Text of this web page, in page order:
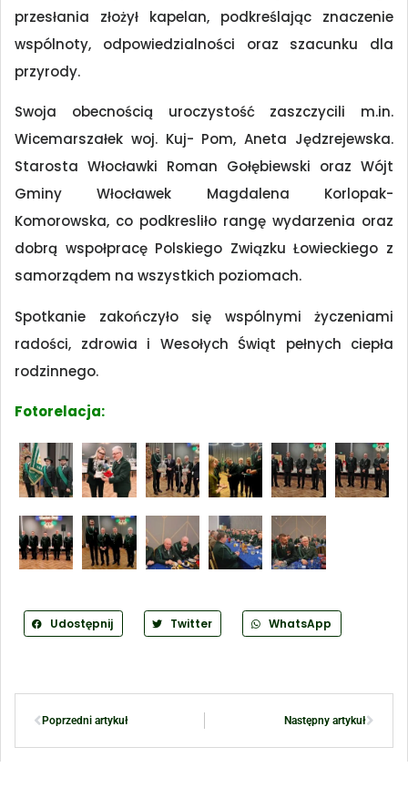
przesłania złożył kapelan, podkreślając znaczenie
wspólnoty, odpowiedzialności oraz szacunku dla
przyrody.
Swoja obecnością uroczystość zaszczycili m.in.
Wicemarszałek woj. Kuj- Pom, Aneta Jędzrejewska.
Starosta Włocławki Roman Gołębiewski oraz Wójt
Gminy Włocławek Magdalena Korlopak-
Komorowska, co podkresliło rangę wydarzenia oraz
dobrą wspołpracę Polskiego Związku Łowieckiego z
samorządem na wszystkich poziomach.
Spotkanie zakończyło się wspólnymi życzeniami
radości, zdrowia i Wesołych Świąt pełnych ciepła
rodzinnego.
Fotorelacja:
Udostępnij Twitter WhatsApp
Poprzedni artykuł Następny artykuł